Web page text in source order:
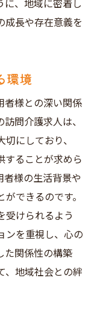
に、地域に密着し
成長や存在意義を
環境
者様との深い関係
問介護求人は、
にしており、
することが求めら
者様の生活背景や
できるのです。
受けられるよう
ンを重視し、心の
た関係性の構築
、地域社会との絆